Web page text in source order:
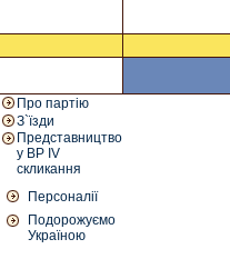
Про партію
З`їзди
Представництво
у ВР IV
скликання
Персоналії
Подорожуємо
Україною